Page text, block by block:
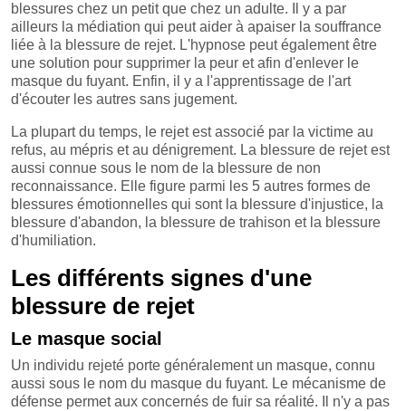
blessures chez un petit que chez un adulte. Il y a par
ailleurs la médiation qui peut aider à apaiser la souffrance
liée à la blessure de rejet. L'hypnose peut également être
une solution pour supprimer la peur et afin d'enlever le
masque du fuyant. Enfin, il y a l'apprentissage de l'art
d'écouter les autres sans jugement.
La plupart du temps, le rejet est associé par la victime au
refus, au mépris et au dénigrement. La blessure de rejet est
aussi connue sous le nom de la blessure de non
reconnaissance. Elle figure parmi les 5 autres formes de
blessures émotionnelles qui sont la blessure d'injustice, la
blessure d'abandon, la blessure de trahison et la blessure
d'humiliation.
Les différents signes d'une
blessure de rejet
Le masque social
Un individu rejeté porte généralement un masque, connu
aussi sous le nom du masque du fuyant. Le mécanisme de
défense permet aux concernés de fuir sa réalité. Il n'y a pas